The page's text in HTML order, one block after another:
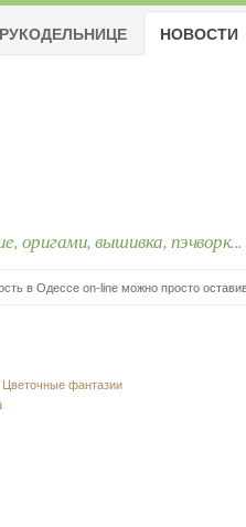
оригами, вышивка, пэчворк...
РУКОДЕЛЬНИЦЕ НОВОСТИ
в Одессе on-line можно просто
Цветочные фантазии